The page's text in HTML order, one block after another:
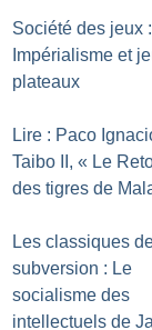
Société des jeux :
Impérialisme et
plateaux
Lire : Paco
Taibo II, « Le
des tigres de
Les classiques
subversion : Le
socialisme des
intellectuels de